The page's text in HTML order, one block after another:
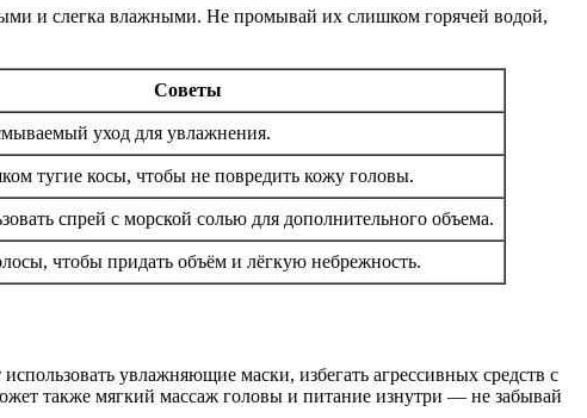
и слегка влажными. Не промывай их слишком горячей водой,
Советы
уход для увлажнения.
тугие косы, чтобы не повредить кожу головы.
спрей с морской солью для дополнительного объема.
чтобы придать объём и лёгкую небрежность.
увлажняющие маски, избегать агрессивных средств с
также мягкий массаж головы и питание изнутри — не забывай